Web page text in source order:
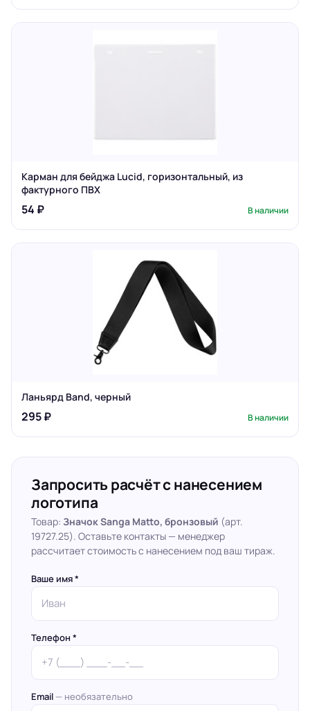
Карман для бейджа Lucid, горизонтальный, из
фактурного ПВХ
54 ₽ В наличии
Ланьярд Band, черный
295 ₽ В наличии
Запросить расчёт с нанесением
логотипа
Товар: Значок Sanga Matto, бронзовый (арт.
19727.25). Оставьте контакты — менеджер
рассчитает стоимость с нанесением под ваш тираж.
Ваше имя *
Телефон *
Email — необязательно